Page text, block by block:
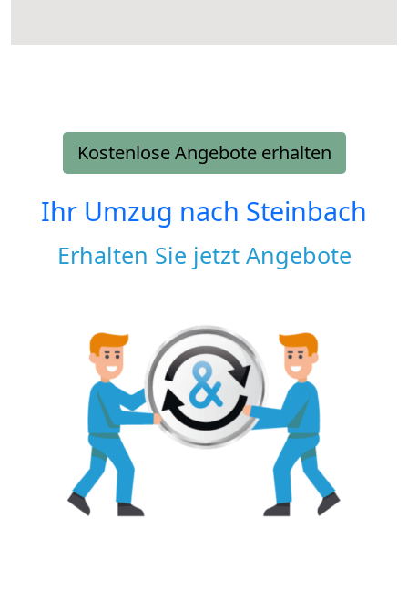
Kostenlose Angebote erhalten
Ihr Umzug nach Steinbach
Erhalten Sie jetzt Angebote